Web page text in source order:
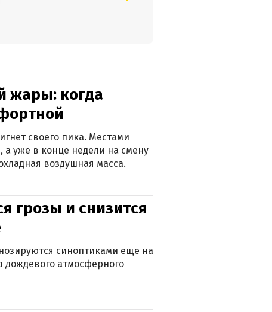
жары: когда
своего пика. Местами
а уже в конце недели на смену
воздушная масса.
грозы и снизится
синоптиками еще на
дождевого атмосферного